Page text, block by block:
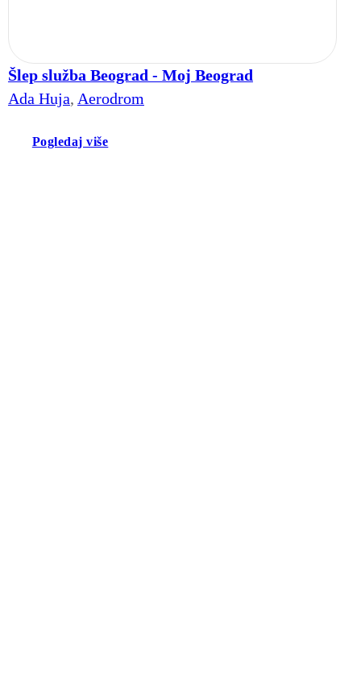
Šlep služba Beograd - Moj Beograd
Ada Huja, Aerodrom
Pogledaj više